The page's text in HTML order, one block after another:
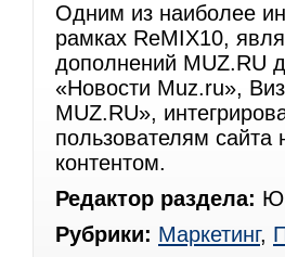
Одним из наиболее
рамках ReMIX10,
дополнений MUZ.RU
«Новости Muz.ru»,
MUZ.RU»,
пользователям
контентом.
Редактор раздела:
Рубрики: Маркетинг,